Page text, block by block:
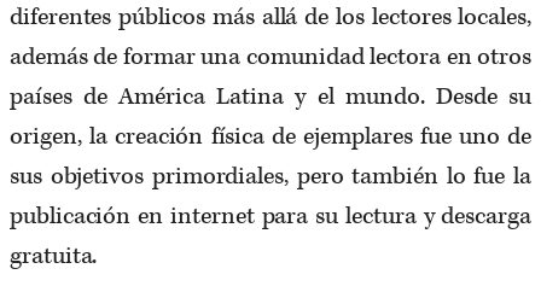
diferentes públicos más allá de los lectores locales,
además de formar una comunidad lectora en otros
países de América Latina y el mundo. Desde su
origen, la creación física de ejemplares fue uno de
sus objetivos primordiales, pero también lo fue la
publicación en internet para su lectura y descarga
gratuita.